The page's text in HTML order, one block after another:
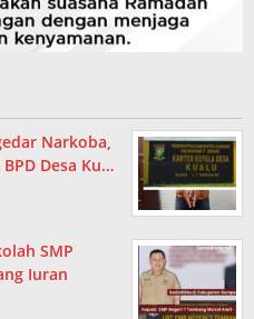
Narkoba,
Desa Ku…
SMP
Iuran